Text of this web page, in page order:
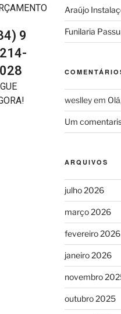
9
Araújo
Funilaria
weslleyem
Um
ARQUIVOS
julho 2026
março 2026
fevereiro 2026
janeiro 2026
novembro
outubro 2025